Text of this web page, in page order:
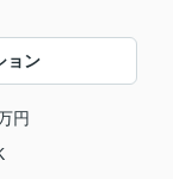
ョン
円